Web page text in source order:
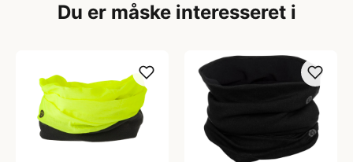
Du er måske interesseret i